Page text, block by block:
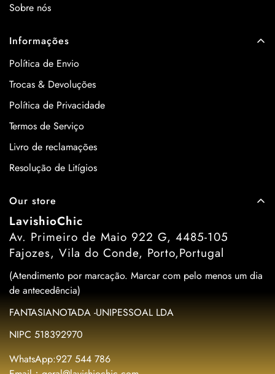
Sobre nós
Informações
Política de Envio
Trocas & Devoluções
Política de Privacidade
Termos de Serviço
Livro de reclamações
Resolução de Litígios
Our store
LavishioChic
Av. Primeiro de Maio 922 G, 4485-105
Fajozes, Vila do Conde, Porto,Portugal
(Atendimento por marcação. Marcar com pelo menos um dia
de antecedência)
FANTASIANOTADA -UNIPESSOAL LDA
NIPC 518392970
WhatsApp:927 544 786